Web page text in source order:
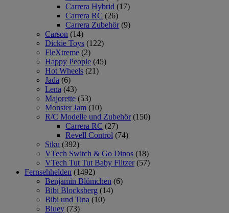
Carrera Hybrid (17)
Carrera RC (26)
Carrera Zubehör (9)
Carson (14)
Dickie Toys (122)
FleXtreme (2)
Happy People (45)
Hot Wheels (21)
Jada (6)
Lena (43)
Majorette (53)
Monster Jam (10)
R/C Modelle und Zubehör (150)
Carrera RC (27)
Revell Control (74)
Siku (392)
VTech Switch & Go Dinos (18)
VTech Tut Tut Baby Flitzer (57)
Fernsehhelden (1492)
Benjamin Blümchen (6)
Bibi Blocksberg (14)
Bibi und Tina (10)
Bluey (73)